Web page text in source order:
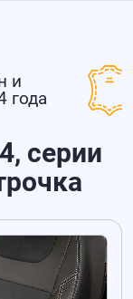
и
года
серии